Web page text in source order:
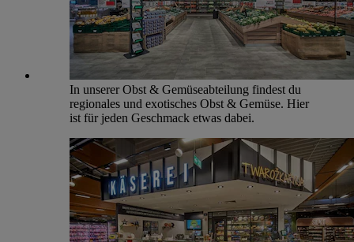
In unserer Obst & Gemüseabteilung findest du
regionales und exotisches Obst & Gemüse. Hier
ist für jeden Geschmack etwas dabei.